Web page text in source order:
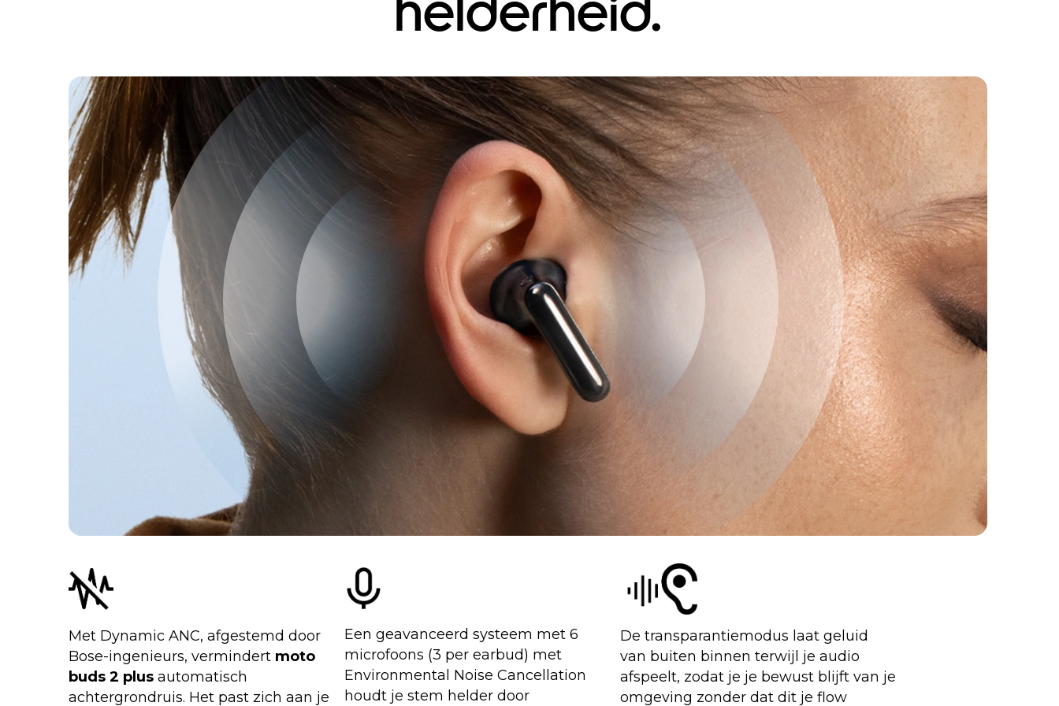
helderheid.
Met Dynamic ANC, afgestemd door
Bose-ingenieurs, vermindert moto
buds 2 plusautomatisch
achtergrondruis. Het past zich aan je
Een geavanceerd systeem met 6
microfoons (3 per earbud) met
Environmental Noise Cancellation
houdt je stem helder door
De transparantiemodus laat geluid
van buiten binnen terwijl je audio
afspeelt, zodat je je bewust blijft van je
omgeving zonder dat dit je flow